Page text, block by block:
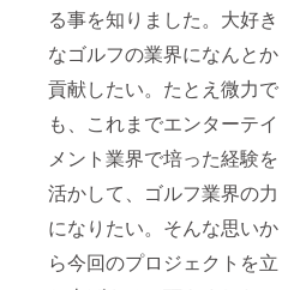
る事を知りました。大好き
なゴルフの業界になんとか
貢献したい。たとえ微力で
も、これまでエンターテイ
メント業界で培った経験を
活かして、ゴルフ業界の力
になりたい。そんな思いか
ら今回のプロジェクトを立